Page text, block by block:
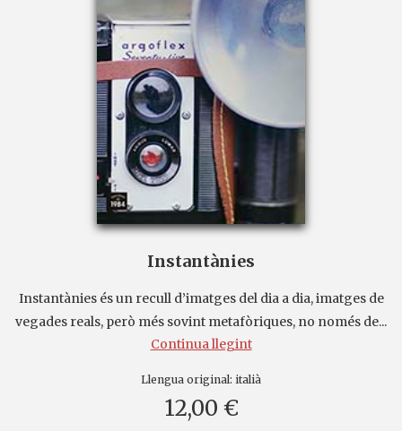
Instantànies
Instantànies és un recull d’imatges del dia a dia, imatges de
vegades reals, però més sovint metafòriques, no només de...
Continua llegint
Llengua original: italià
12,00 €